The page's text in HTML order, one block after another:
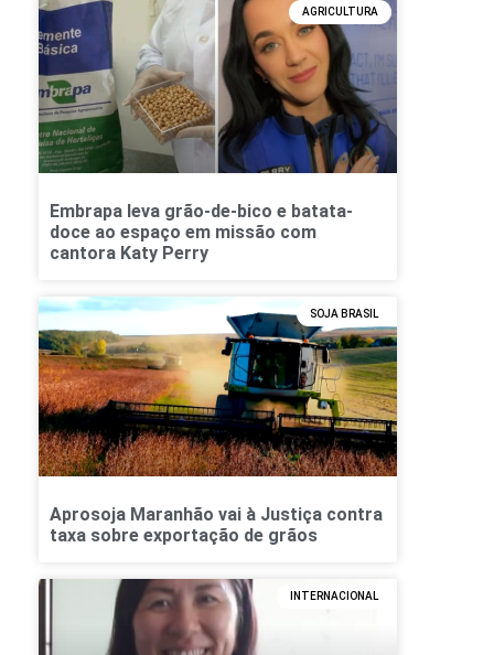
AGRICULTURA
Embrapa leva grão-de-bico e batata-
doce ao espaço em missão com
cantora Katy Perry
SOJA BRASIL
Aprosoja Maranhão vai à Justiça contra
taxa sobre exportação de grãos
INTERNACIONAL